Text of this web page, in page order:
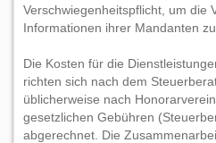
Verschwiegenheitspflicht, um die
Informationen ihrer Mandanten zu
Die Kosten für die
richten sich nach dem
üblicherweise nach
gesetzlichen Gebühren
abgerechnet. Die